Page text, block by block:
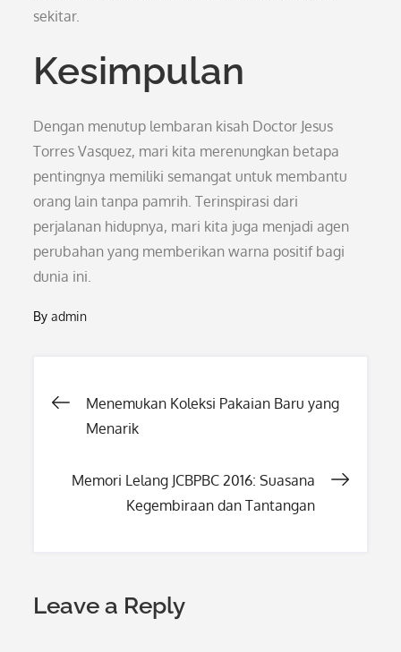
sekitar.
Kesimpulan
Dengan menutup lembaran kisah Doctor Jesus
Torres Vasquez, mari kita merenungkan betapa
pentingnya memiliki semangat untuk membantu
orang lain tanpa pamrih. Terinspirasi dari
perjalanan hidupnya, mari kita juga menjadi agen
perubahan yang memberikan warna positif bagi
dunia ini.
Byadmin
Post
Menemukan Koleksi Pakaian Baru yang
Menarik
Memori Lelang JCBPBC 2016: Suasana
Kegembiraan dan Tantangan
Leave a Reply